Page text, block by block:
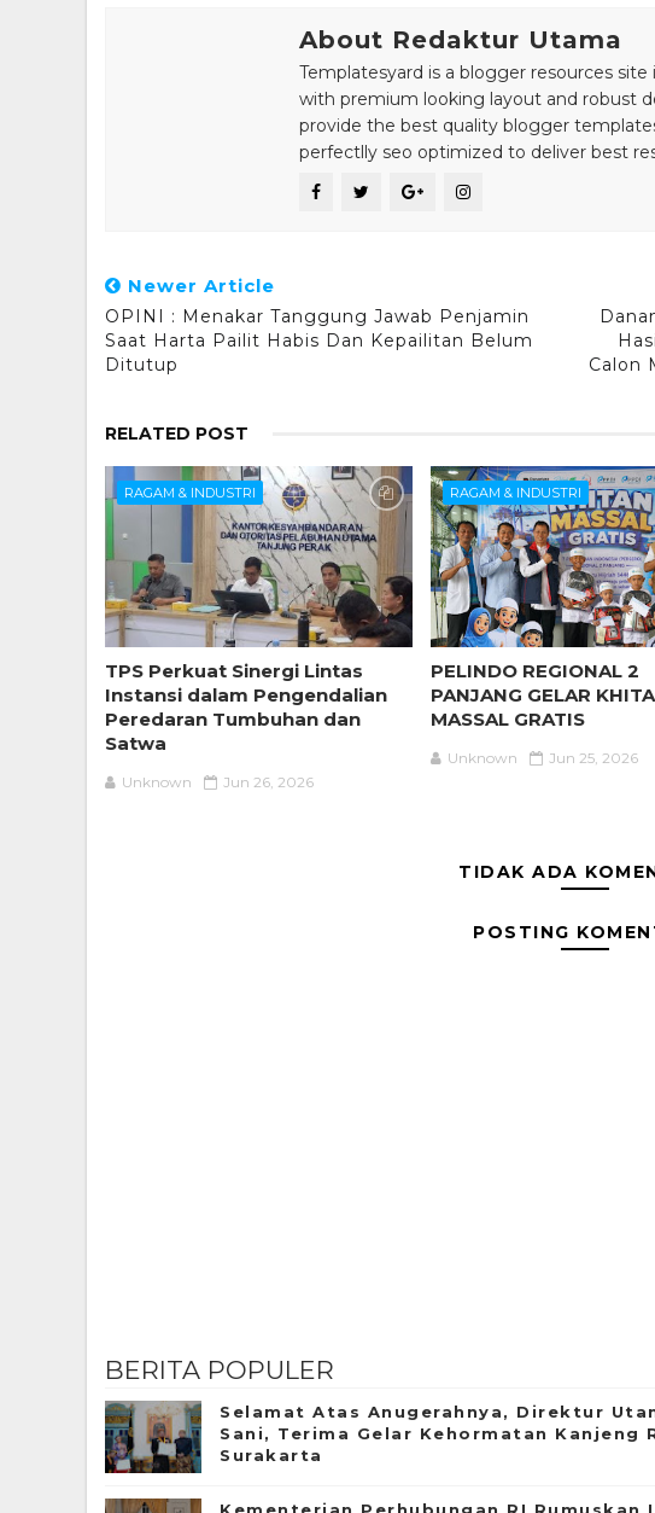
About Redaktur Utama
Templatesyard is a blogger resources
with premium looking layout and robust
provide the best quality blogger
perfectlly seo optimized to deliver best
Newer Article
OPINI : Menakar Tanggung Jawab Penjamin
Saat Harta Pailit Habis Dan Kepailitan Belum
Ditutup
Calon
RELATED POST
RAGAM & INDUSTRI
TPS Perkuat Sinergi Lintas
Instansi dalam Pengendalian
Peredaran Tumbuhan dan
Satwa
Unknown Jun 26, 2026
RAGAM & INDUSTRI
PELINDO REGIONAL 2
PANJANG GELAR
MASSAL GRATIS
Unknown Jun 25, 2026
TIDAK ADA
POSTING
BERITA POPULER
Selamat Atas Anugerahnya, Direktur
Sani, Terima Gelar Kehormatan Kanjeng
Surakarta